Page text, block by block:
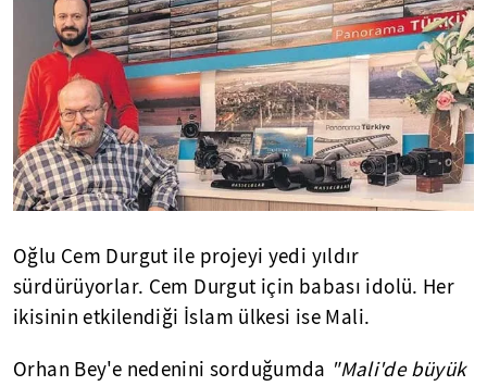
Oğlu Cem Durgut ile projeyi yedi yıldır
sürdürüyorlar. Cem Durgut için babası idolü. Her
ikisinin etkilendiği İslam ülkesi ise Mali.
Orhan Bey'e nedenini sorduğumda "Mali'de büyük